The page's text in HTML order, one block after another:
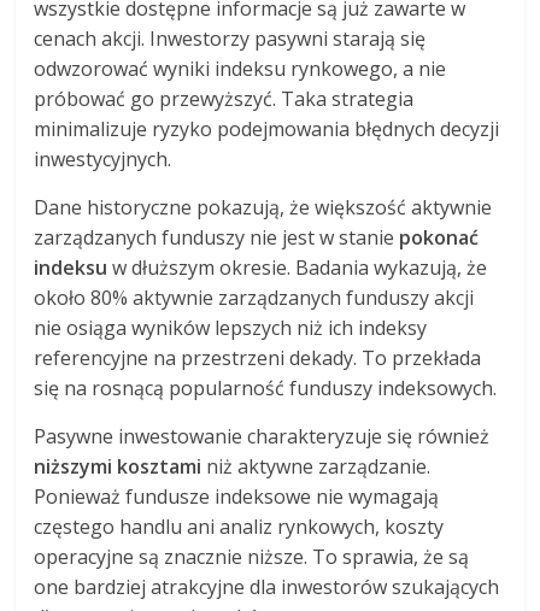
wszystkie dostępne informacje są już zawarte w
cenach akcji. Inwestorzy pasywni starają się
odwzorować wyniki indeksu rynkowego, a nie
próbować go przewyższyć. Taka strategia
minimalizuje ryzyko podejmowania błędnych decyzji
inwestycyjnych.
Dane historyczne pokazują, że większość aktywnie
zarządzanych funduszy nie jest w stanie pokonać
indeksu w dłuższym okresie. Badania wykazują, że
około 80% aktywnie zarządzanych funduszy akcji
nie osiąga wyników lepszych niż ich indeksy
referencyjne na przestrzeni dekady. To przekłada
się na rosnącą popularność funduszy indeksowych.
Pasywne inwestowanie charakteryzuje się również
niższymi kosztami niż aktywne zarządzanie.
Ponieważ fundusze indeksowe nie wymagają
częstego handlu ani analiz rynkowych, koszty
operacyjne są znacznie niższe. To sprawia, że są
one bardziej atrakcyjne dla inwestorów szukających